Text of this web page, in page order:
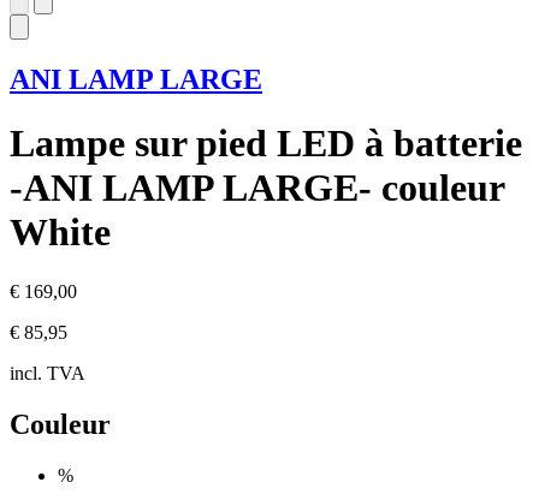
ANI LAMP LARGE
Lampe sur pied LED à batterie
-ANI LAMP LARGE- couleur
White
€ 169,00
€ 85,95
incl. TVA
Couleur
%